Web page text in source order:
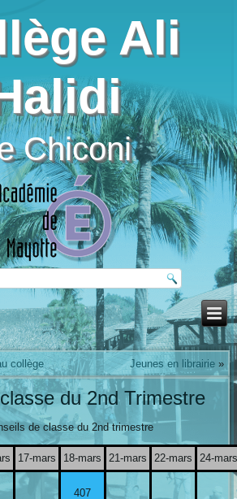
Ali
Chiconi
collège Jeunes en librairie»
du 2nd Trimestre
de classe du 2nd trimestre
17-mars 18-mars 21-mars 22-mars 24-
407